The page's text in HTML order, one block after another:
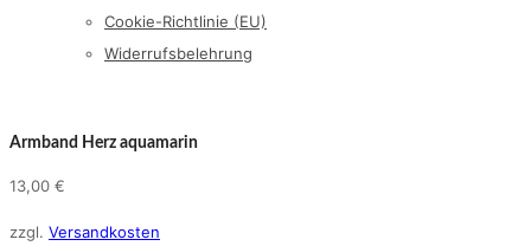
Cookie-Richtlinie (EU)
Widerrufsbelehrung
Armband Herz aquamarin
13,00 €
zzgl. Versandkosten